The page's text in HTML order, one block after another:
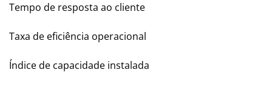
Tempo de resposta ao cliente
Taxa de eficiência operacional
Índice de capacidade instalada